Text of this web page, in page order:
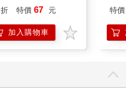
折 特價 67 元
加入購物車
特價